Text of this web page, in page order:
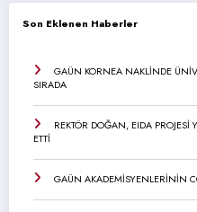
Son Eklenen Haberler
GAÜN KORNEA NAKLİNDE
SIRADA
REKTÖR DOĞAN, EIDA PROJESİ
ETTİ
GAÜN AKADEMİSYENLERİNİN